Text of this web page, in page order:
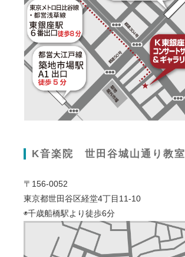
K音楽院 世田谷城山通り教室
〒156-0052
東京都世田谷区経堂4丁目11-10
◉千歳船橋駅より徒歩6分